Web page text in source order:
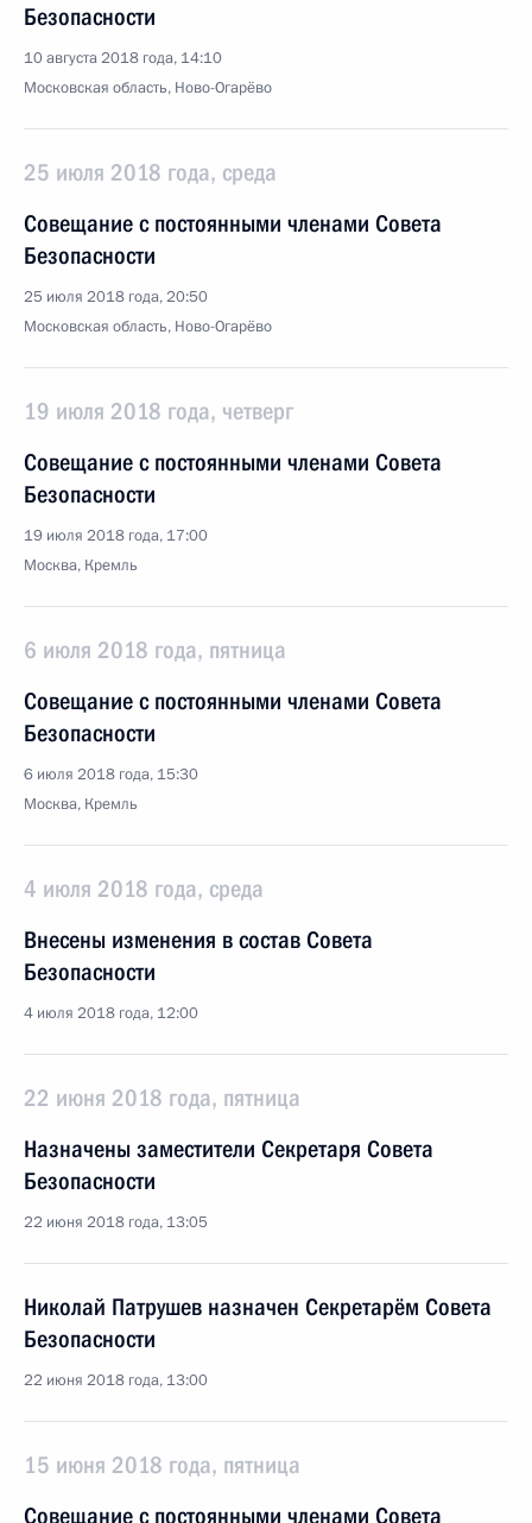
Безопасности
10 августа 2018 года, 14:10
Московская область, Ново-Огарёво
25 июля 2018 года, среда
Совещание с постоянными членами Совета
Безопасности
25 июля 2018 года, 20:50
Московская область, Ново-Огарёво
19 июля 2018 года, четверг
Совещание с постоянными членами Совета
Безопасности
19 июля 2018 года, 17:00
Москва, Кремль
6 июля 2018 года, пятница
Совещание с постоянными членами Совета
Безопасности
6 июля 2018 года, 15:30
Москва, Кремль
4 июля 2018 года, среда
Внесены изменения в состав Совета
Безопасности
4 июля 2018 года, 12:00
22 июня 2018 года, пятница
Назначены заместители Секретаря Совета
Безопасности
22 июня 2018 года, 13:05
Николай Патрушев назначен Секретарём Совета
Безопасности
22 июня 2018 года, 13:00
15 июня 2018 года, пятница
Совещание с постоянными членами Совета